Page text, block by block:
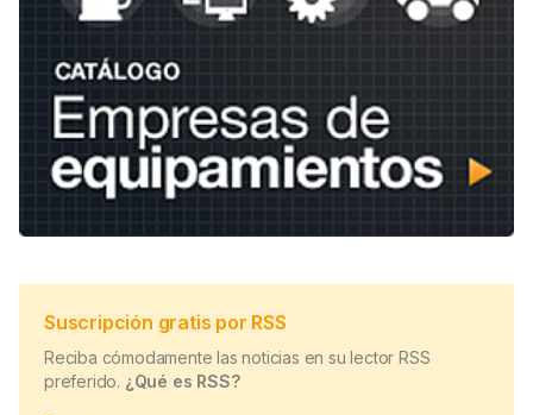
Suscripción gratis por RSS
Reciba cómodamente las noticias en su lector RSS
preferido. ¿Qué es RSS?